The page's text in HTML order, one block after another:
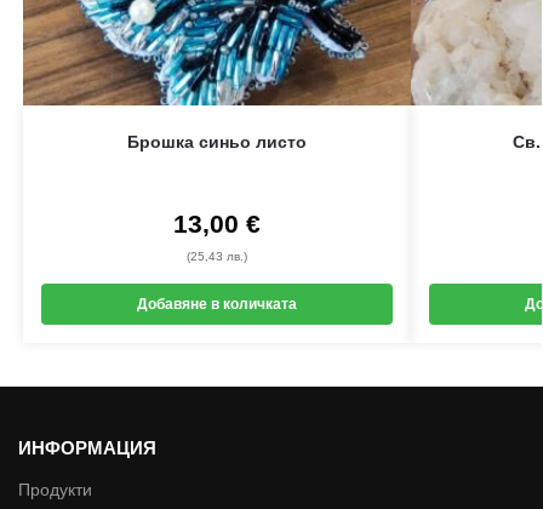
Брошка синьо листо
13,00 €
(25,43 лв.)
Добавяне в количката
Св.
ИНФОРМАЦИЯ
Продукти